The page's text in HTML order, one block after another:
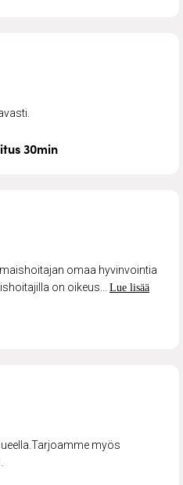
asiointiapu
30min
lomitus
omaa hyvinvointia
on oikeus... Lue lisää
myös